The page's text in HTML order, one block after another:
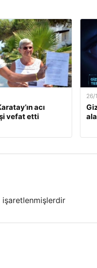
acı
vefat etti
26/
işaretlenmişlerdir